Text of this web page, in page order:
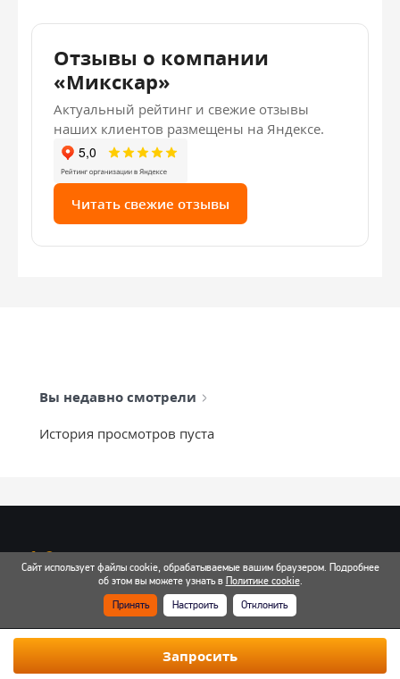
Запросить
Отзывы о компании
«Микскар»
Актуальный рейтинг и свежие отзывы
наших клиентов размещены на Яндексе.
Читать свежие отзывы
Вы недавно смотрели
История просмотров пуста
info@mixtcar.ru
Почта для связи
Все контакты
Сайт использует файлы cookie, обрабатываемые вашим браузером. Подробнее
об этом вы можете узнать в Политике cookie.
Принять
Настроить Отклонить